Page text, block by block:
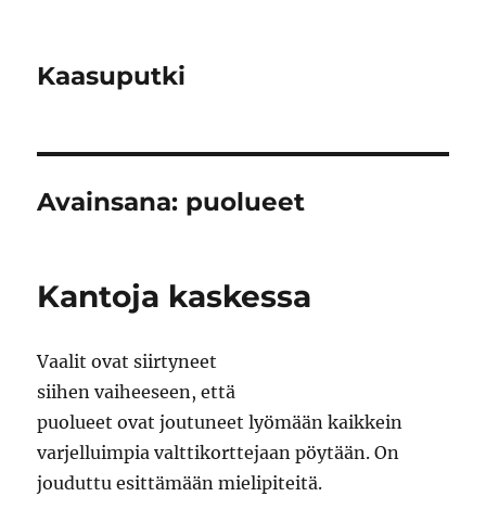
Kaasuputki
Avainsana: puolueet
Kantoja kaskessa
Vaalit ovat siirtyneet
siihen vaiheeseen, että
puolueet ovat joutuneet lyömään kaikkein
varjelluimpia valttikorttejaan pöytään. On
jouduttu esittämään mielipiteitä.